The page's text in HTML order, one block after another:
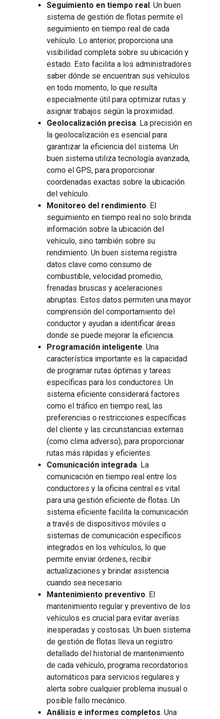
Seguimiento en tiempo real. Un buen
sistema de gestión de flotas permite el
seguimiento en tiempo real de cada
vehículo. Lo anterior, proporciona una
visibilidad completa sobre su ubicación y
estado. Esto facilita a los administradores
saber dónde se encuentran sus vehículos
en todo momento, lo que resulta
especialmente útil para optimizar rutas y
asignar trabajos según la proximidad.
Geolocalización precisa. La precisión en
la geolocalización es esencial para
garantizar la eficiencia del sistema. Un
buen sistema utiliza tecnología avanzada,
como el GPS, para proporcionar
coordenadas exactas sobre la ubicación
del vehículo.
Monitoreo del rendimiento. El
seguimiento en tiempo real no solo brinda
información sobre la ubicación del
vehículo, sino también sobre su
rendimiento. Un buen sistema registra
datos clave como consumo de
combustible, velocidad promedio,
frenadas bruscas y aceleraciones
abruptas. Estos datos permiten una mayor
comprensión del comportamiento del
conductor y ayudan a identificar áreas
donde se puede mejorar la eficiencia.
Programación inteligente. Una
característica importante es la capacidad
de programar rutas óptimas y tareas
específicas para los conductores. Un
sistema eficiente considerará factores
como el tráfico en tiempo real, las
preferencias o restricciones específicas
del cliente y las circunstancias externas
(como clima adverso), para proporcionar
rutas más rápidas y eficientes.
Comunicación integrada. La
comunicación en tiempo real entre los
conductores y la oficina central es vital
para una gestión eficiente de flotas. Un
sistema eficiente facilita la comunicación
a través de dispositivos móviles o
sistemas de comunicación específicos
integrados en los vehículos, lo que
permite enviar órdenes, recibir
actualizaciones y brindar asistencia
cuando sea necesario.
Mantenimiento preventivo. El
mantenimiento regular y preventivo de los
vehículos es crucial para evitar averías
inesperadas y costosas. Un buen sistema
de gestión de flotas lleva un registro
detallado del historial de mantenimiento
de cada vehículo, programa recordatorios
automáticos para servicios regulares y
alerta sobre cualquier problema inusual o
posible fallo mecánico.
Análisis e informes completos. Una